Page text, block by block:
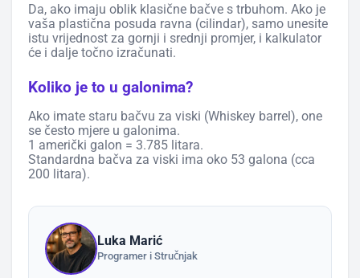
Da, ako imaju oblik klasične bačve s trbuhom. Ako je
vaša plastična posuda ravna (cilindar), samo unesite
istu vrijednost za gornji i srednji promjer, i kalkulator
će i dalje točno izračunati.
Koliko je to u galonima?
Ako imate staru bačvu za viski (Whiskey barrel), one
se često mjere u galonima.
1 američki galon = 3.785 litara.
Standardna bačva za viski ima oko 53 galona (cca
200 litara).
Luka Marić
Programer i Stručnjak